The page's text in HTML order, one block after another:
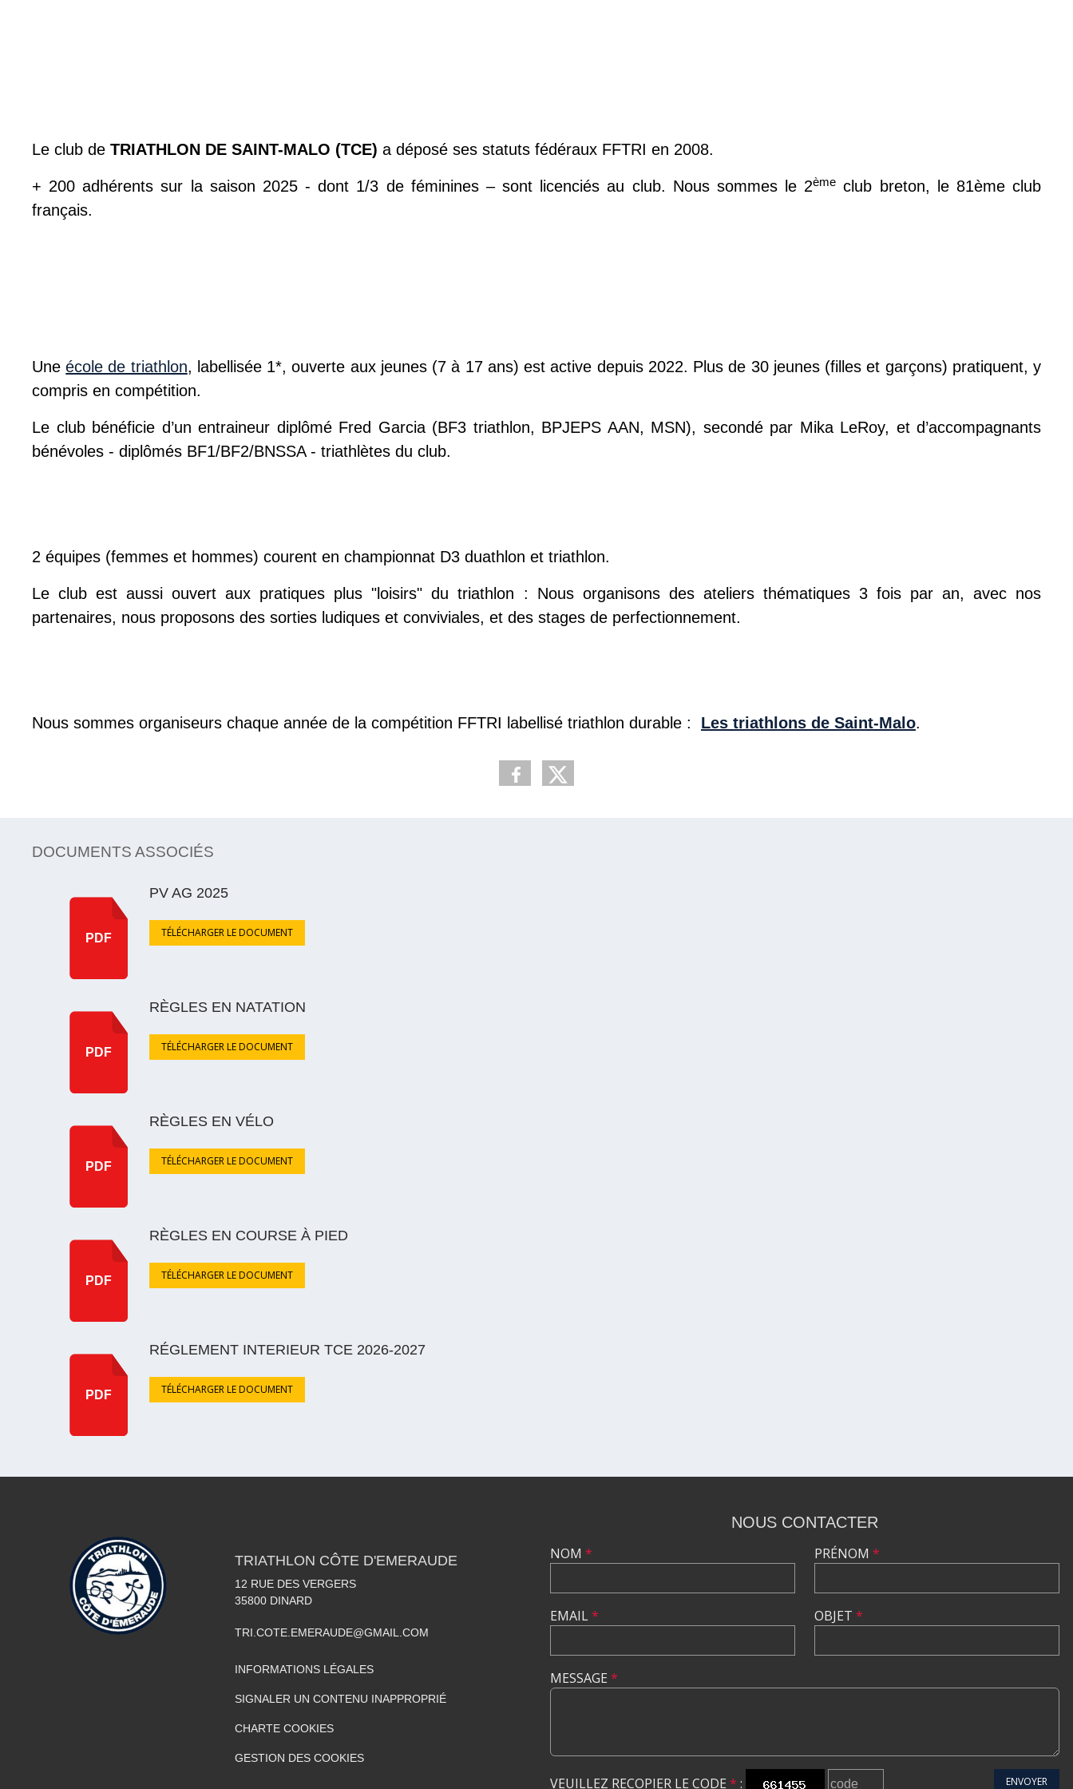
Le club de TRIATHLON DE SAINT-MALO (TCE) a déposé ses statuts fédéraux FFTRI en 2008.
+ 200 adhérents sur la saison 2025 - dont 1/3 de féminines – sont licenciés au club. Nous sommes le 2ème club breton, le 81ème club
français.
Uneécole de triathlon, labellisée 1*, ouverte aux jeunes (7 à 17 ans) est active depuis 2022. Plus de 30 jeunes (filles et garçons) pratiquent, y
compris en compétition.
Le club bénéficie d’un entraineur diplômé Fred Garcia (BF3 triathlon, BPJEPS AAN, MSN), secondé par Mika LeRoy, et d’accompagnants
bénévoles - diplômés BF1/BF2/BNSSA - triathlètes du club.
2 équipes (femmes et hommes) courent en championnat D3 duathlon et triathlon.
Le club est aussi ouvert aux pratiques plus "loisirs" du triathlon : Nous organisons des ateliers thématiques 3 fois par an, avec nos
partenaires, nous proposons des sorties ludiques et conviviales, et des stages de perfectionnement.
Nous sommes organiseurs chaque année de la compétition FFTRI labellisé triathlon durable : Les triathlons de Saint-Malo.
DOCUMENTS ASSOCIÉS
PDF
PV AG 2025
TÉLÉCHARGER LE DOCUMENT
PDF
RÈGLES EN NATATION
TÉLÉCHARGER LE DOCUMENT
PDF
RÈGLES EN VÉLO
TÉLÉCHARGER LE DOCUMENT
PDF
RÈGLES EN COURSE À PIED
TÉLÉCHARGER LE DOCUMENT
PDF
RÉGLEMENT INTERIEUR TCE 2026-2027
TÉLÉCHARGER LE DOCUMENT
TRIATHLON CÔTE D'EMERAUDE
12 RUE DES VERGERS
35800 DINARD
TRI.COTE.EMERAUDE@GMAIL.COM
INFORMATIONS LÉGALES
SIGNALER UN CONTENU INAPPROPRIÉ
CHARTE COOKIES
GESTION DES COOKIES
NOUS CONTACTER
NOM *
EMAIL*
PRÉNOM *
OBJET *
MESSAGE *
VEUILLEZ RECOPIER LE CODE * : ENVOYER